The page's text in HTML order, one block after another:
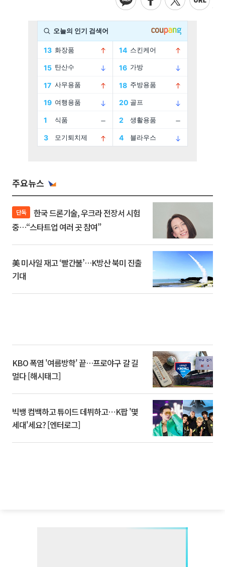
주요뉴스
단독
중…“스타트업 여러 곳 참여”
美 미사일 재고 ‘빨간불’…K방산 북미 진출
기대
KBO 폭염 '여름방학' 끝…프로야구 갈 길
멀다 [해시태그]
빅뱅 컴백하고 튜이드 데뷔하고⋯K팝 '몇
세대'세요? [엔터로그]